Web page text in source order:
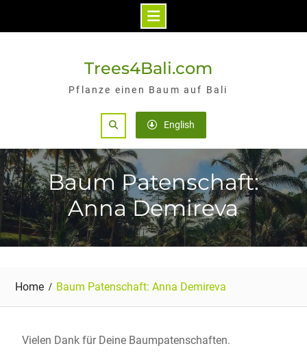
Trees4Bali.com
Pflanze einen Baum auf Bali
Search English
Baum Patenschaft:
Anna Demireva
Home Baum Patenschaft: Anna Demireva
Vielen Dank für Deine Baumpatenschaften.